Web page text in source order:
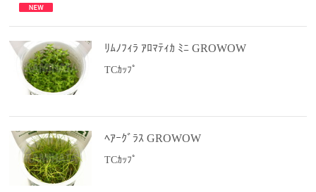
ﾘﾑﾉﾌｨﾗ ｱﾛﾏﾃｨｶ ﾐﾆ GROWOW
TCｶｯﾌﾟ
ﾍｱｰｸﾞﾗｽ GROWOW
TCｶｯﾌﾟ